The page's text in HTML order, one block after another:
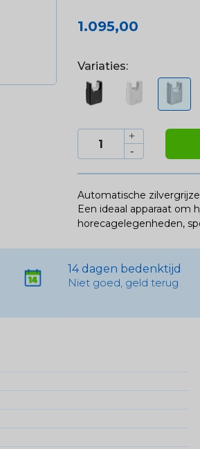
1.095,00
Variaties:
Automatische
Een ideaal apparaat om
horecagelegenheden,
14 dagen bedenktijd
Niet goed, geld terug